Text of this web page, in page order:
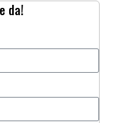
da!